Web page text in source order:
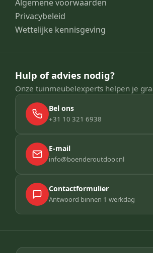
Algemene voorwaarden
Privacybeleid
Wettelijke kennisgeving
Hulp of advies nodig?
Onze tuinmeubelexperts helpen je
Bel ons
+31 10 321 6938
E-mail
info@boenderoutdoor.nl
Contactformulier
Antwoord binnen 1 werkdag